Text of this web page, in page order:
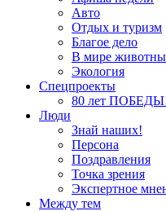
Авто
Отдых и туризм
Благое дело
В мире
Экология
Спецпроекты
80 лет ПОБЕДЫ!
Люди
Знай наших!
Персона
Поздравления
Точка зрения
Экспертное
Между тем